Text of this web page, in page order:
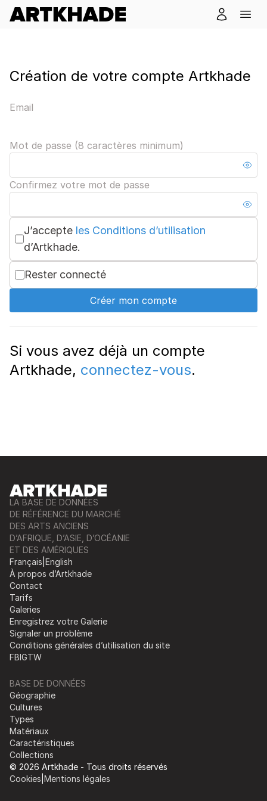
Création de votre compte Artkhade
Email
Mot de passe (8 caractères minimum)
Confirmez votre mot de passe
J’accepte les Conditions d’utilisation
d’Artkhade.
Rester connecté
Créer mon compte
Si vous avez déjà un compte
Artkhade, connectez-vous.
LA BASE DE DONNÉES
DE RÉFÉRENCE DU MARCHÉ
DES ARTS ANCIENS
D’AFRIQUE, D’ASIE, D’OCÉANIE
ET DES AMÉRIQUES
Français English
À propos d’Artkhade
Contact
Tarifs
Galeries
Enregistrez votre Galerie
Signaler un problème
Conditions générales d’utilisation du site
FBIGTW
BASE DE DONNÉES
Géographie
Cultures
Types
Matériaux
Caractéristiques
Collections
© 2026 Artkhade - Tous droits réservés
Cookies Mentions légales